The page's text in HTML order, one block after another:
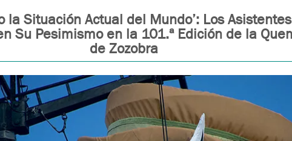
la Situación Actual del Mundo’: Los Asistentes
Su Pesimismo en la 101.ª Edición de la
de Zozobra